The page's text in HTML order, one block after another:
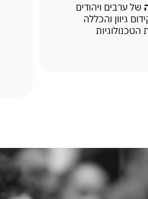
של ערבים ויהודים
גיוון והכללה
הטכנולוגיות